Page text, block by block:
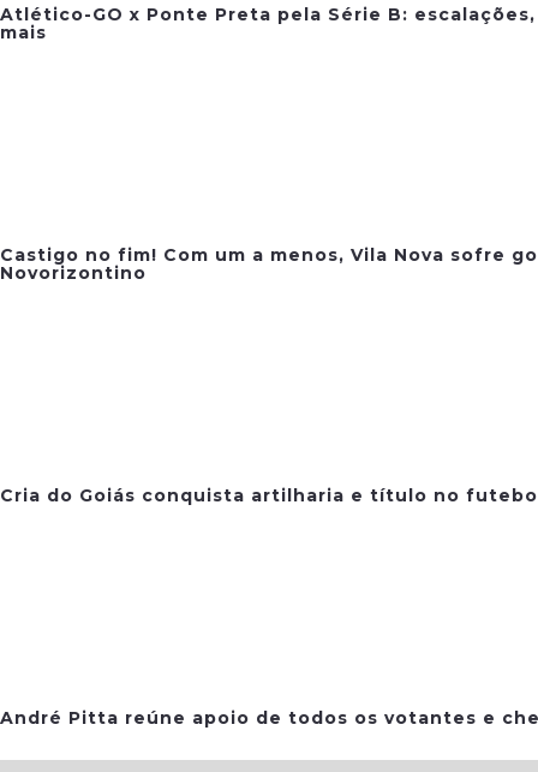
Atlético-GO x Ponte Preta pela Série B:
mais
Castigo no fim! Com um a menos, Vila Nova sofre
Novorizontino
Cria do Goiás conquista artilharia e título no
André Pitta reúne apoio de todos os votantes e